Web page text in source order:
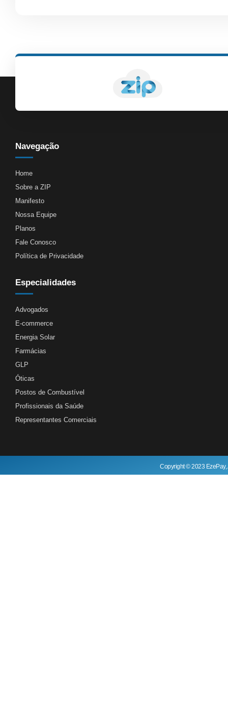
Navegação
Home
Sobre a ZIP
Manifesto
Nossa Equipe
Planos
Fale Conosco
Política de Privacidade
Especialidades
Advogados
E-commerce
Energia Solar
Farmácias
GLP
Óticas
Postos de Combustível
Profissionais da Saúde
Representantes Comerciais
Copyright © 2023